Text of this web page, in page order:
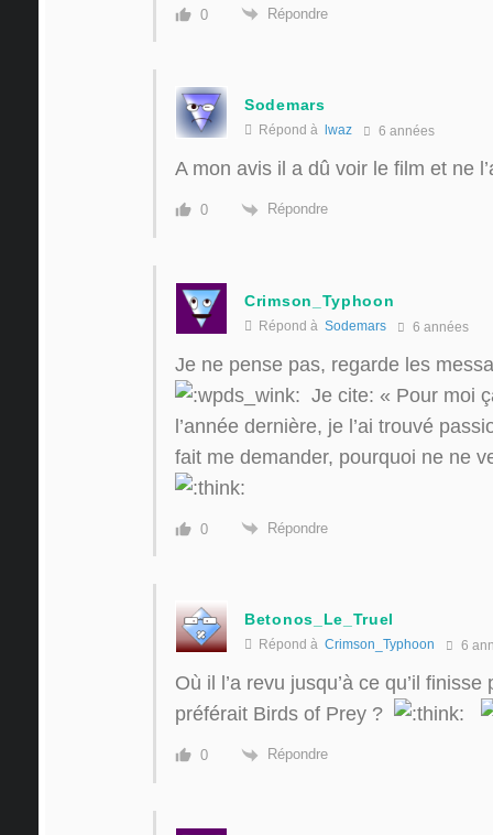
0 Répondre
Sodemars
Répond à lwaz 6 années
A mon avis il a dû voir le film et ne
0 Répondre
Crimson_Typhoon
Répond à Sodemars 6 années
Je ne pense pas, regarde les
Je cite: « Pour moi
l’année dernière, je l’ai trouvé
fait me demander, pourquoi ne ne
0 Répondre
Betonos_Le_Truel
Répond à Crimson_Typhoon 6
Où il l’a revu jusqu’à ce qu’il
préférait Birds of Prey ?
0 Répondre